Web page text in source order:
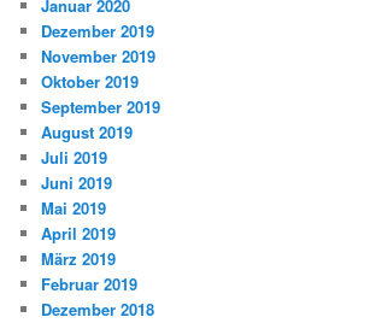
Januar 2020
Dezember 2019
November 2019
Oktober 2019
September 2019
August 2019
Juli 2019
Juni 2019
Mai 2019
April 2019
März 2019
Februar 2019
Dezember 2018